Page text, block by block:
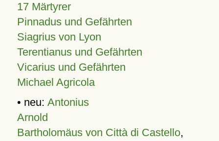
17 Märtyrer
Pinnadus und Gefährten
Siagrius von Lyon
Terentianus und Gefährten
Vicarius und Gefährten
Michael Agricola
• neu: Antonius
Arnold
Bartholomäus von Città di Castello,